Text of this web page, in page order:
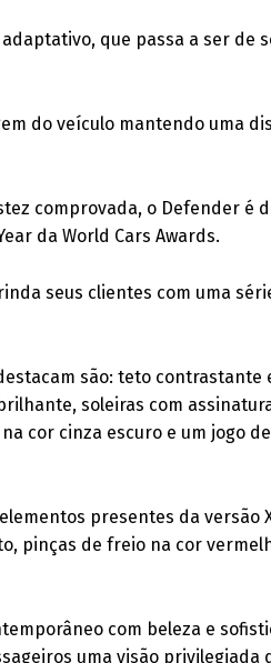
que passa a ser de
do veículo mantendo uma
comprovada, o Defender é
da World Cars Awards.
seus clientes com uma
são: teto contrastante
soleiras com
cor cinza escuro e um jogo
presentes da versão
pinças de freio na cor
com beleza e
uma visão privilegiada